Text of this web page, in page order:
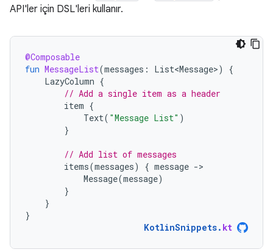
API'ler için DSL'leri kullanır.
@Composable
fun MessageList(messages : List<Message>)
{
LazyColumn {
// Add a single item as a header
item {
Text( "Message List" )
}
// Add list of messages
items(messages) { message -
Message(message)
}
}
}
KotlinSnippets. kt